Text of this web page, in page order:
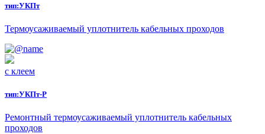
тип:УКПт
Термоусаживаемый уплотнитель кабельных проходов
с клеем
тип:УКПт-Р
Ремонтный термоусаживаемый уплотнитель кабельных
проходов